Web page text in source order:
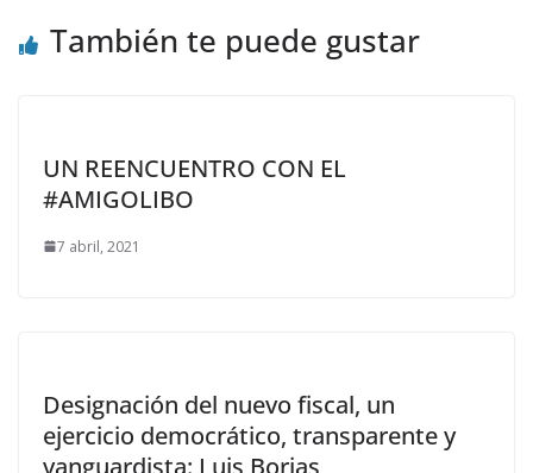
También te puede gustar
UN REENCUENTRO CON EL
#AMIGOLIBO
7 abril, 2021
Designación del nuevo fiscal, un
ejercicio democrático, transparente y
vanguardista: Luis Borjas